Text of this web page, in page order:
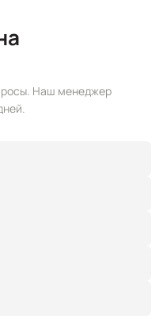
Наш менеджер